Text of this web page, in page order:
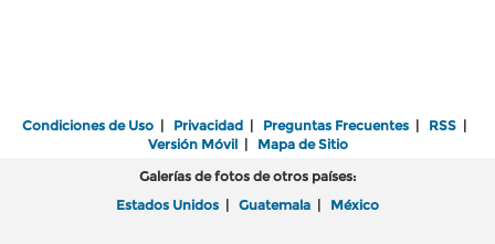
Condiciones de Uso | Privacidad | Preguntas Frecuentes | RSS |
Versión Móvil| Mapa de Sitio
Galerías de fotos de otros países:
Estados Unidos | Guatemala | México